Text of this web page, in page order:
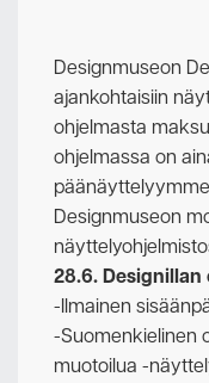
Designmuseon
ajankohtaisiin
ohjelmasta
ohjelmassa on
Designmuseon
28.6. Designillan
-Ilmainen
-Suomenkielinen
muotoilua -